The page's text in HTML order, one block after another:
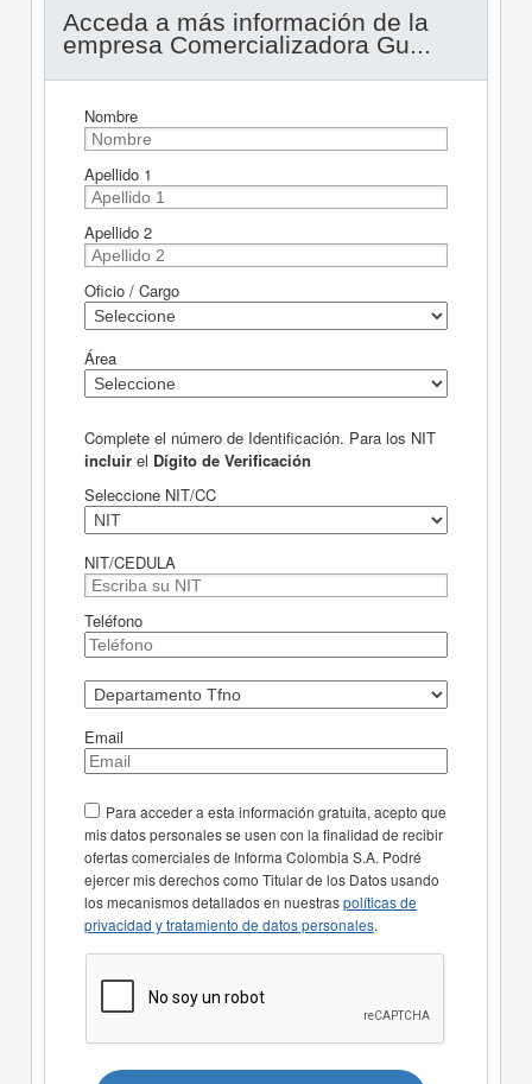
Acceda a más información de la
empresa Comercializadora Gu...
Nombre
Apellido 1
Apellido 2
Oficio / Cargo
Área
Complete el número de Identificación. Para los NIT
incluirel Dígito de Verificación
Seleccione NIT/CC
NIT/CEDULA
Teléfono
Email
Para acceder a esta información gratuita, acepto que
mis datos personales se usen con la finalidad de recibir
ofertas comerciales de Informa Colombia S.A. Podré
ejercer mis derechos como Titular de los Datos usando
los mecanismos detallados en nuestraspolíticas de
privacidad y tratamiento de datos personales.